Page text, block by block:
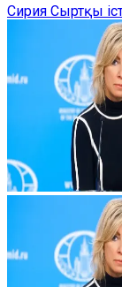
Сирия Сыртқы